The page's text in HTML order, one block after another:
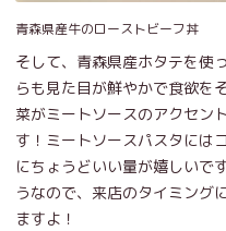
青森県産牛のローストビーフ丼
そして、青森県産ホタテを使
らも見た目が鮮やかで食欲を
菜がミートソースのアクセン
す！ミートソースパスタには
にちょうどいい量が嬉しいで
うなので、来店のタイミング
ますよ！